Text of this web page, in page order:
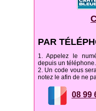
PAR
1. Appelez le
depuis un téléphone.
2. Un code vous
notez le afin de ne
08 99